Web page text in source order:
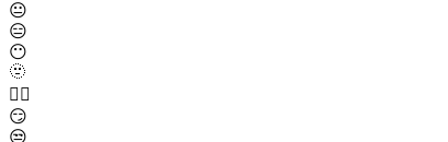
😐
😑
😶
🫥
😶‍🌫️
😏
😒